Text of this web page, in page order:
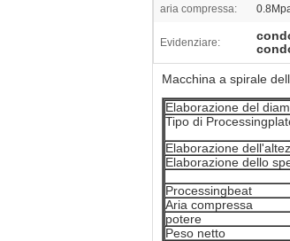
aria compressa:
Evidenziare:
Macchina a spirale
Elaborazione del
Tipo di
Elaborazione
Elaborazione dello
Processingbeat
Aria compressa
potere
Peso netto